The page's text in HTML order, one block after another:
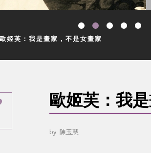
歐姬芙：我是畫家，不是女畫家
歐姬芙：我
by 陳玉慧